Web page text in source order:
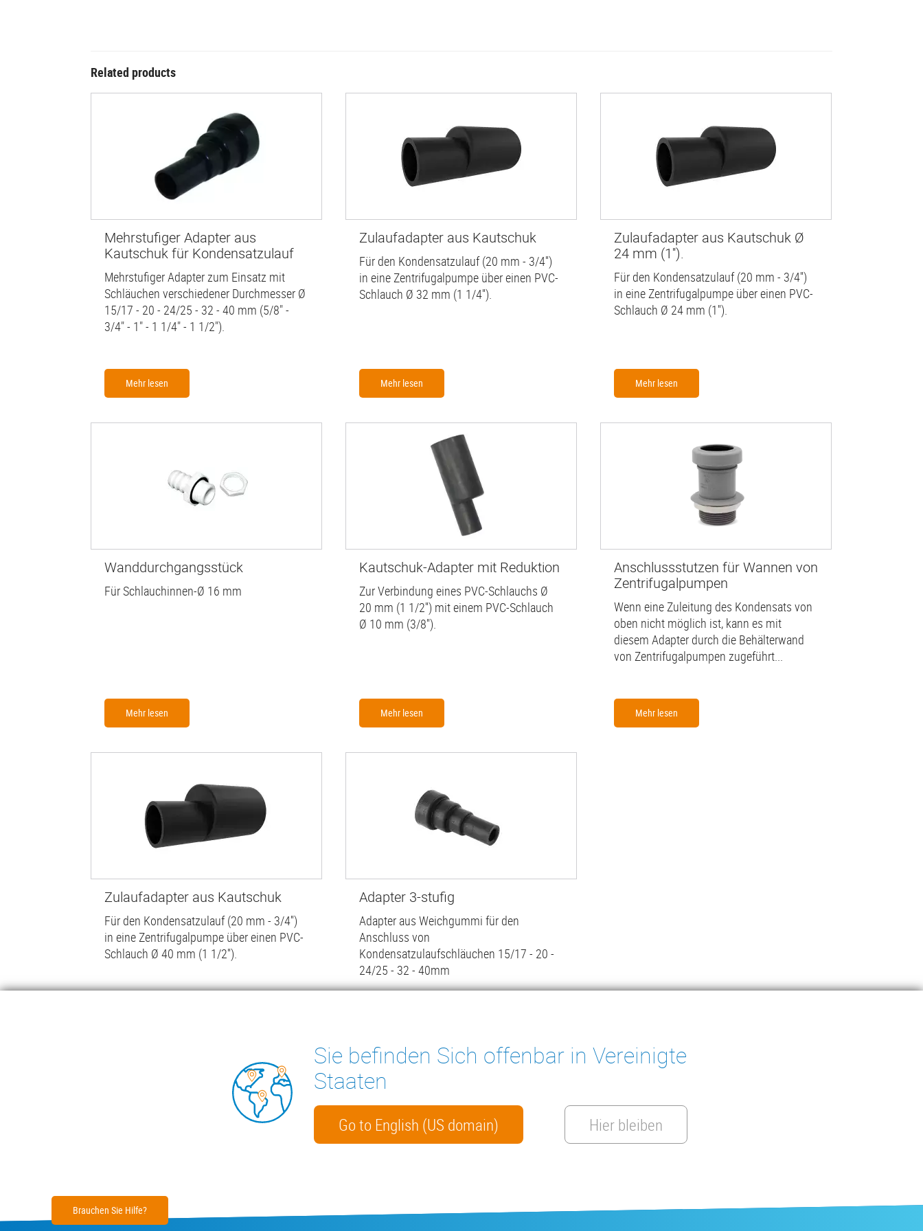
Related products
Mehrstufiger Adapter aus
Kautschuk für Kondensatzulauf
Mehrstufiger Adapter zum Einsatz mit
Schläuchen verschiedener Durchmesser Ø
15/17 - 20 - 24/25 - 32 - 40 mm (5/8" -
3/4" - 1" - 1 1/4" - 1 1/2").
Mehr lesen
Zulaufadapter aus Kautschuk
Für den Kondensatzulauf (20 mm - 3/4'')
in eine Zentrifugalpumpe über einen PVC-
Schlauch Ø 32 mm (1 1/4'').
Mehr lesen
Zulaufadapter aus Kautschuk Ø
24 mm (1'').
Für den Kondensatzulauf (20 mm - 3/4'')
in eine Zentrifugalpumpe über einen PVC-
Schlauch Ø 24 mm (1'').
Mehr lesen
Wanddurchgangsstück
Für Schlauchinnen-Ø 16 mm
Mehr lesen
Kautschuk-Adapter mit Reduktion
Zur Verbindung eines PVC-Schlauchs Ø
20 mm (1 1/2'') mit einem PVC-Schlauch
Ø 10 mm (3/8'').
Mehr lesen
Anschlussstutzen für Wannen von
Zentrifugalpumpen
Wenn eine Zuleitung des Kondensats von
oben nicht möglich ist, kann es mit
diesem Adapter durch die Behälterwand
von Zentrifugalpumpen zugeführt...
Mehr lesen
Zulaufadapter aus Kautschuk
Für den Kondensatzulauf (20 mm - 3/4'')
in eine Zentrifugalpumpe über einen PVC-
Schlauch Ø 40 mm (1 1/2'').
Adapter 3-stufig
Adapter aus Weichgummi für den
Anschluss von
Kondensatzulaufschläuchen 15/17 - 20 -
24/25 - 32 - 40mm
Brauchen Sie Hilfe?
Footer
KONDENSATPUMPEN
MESSGERÄTE
INSIGHTS
KONTAKT
Footer
Impressum Cookies Datenschutzerklärung Sicherheitsdatenblatt Herstellergarantie AGB
Sie befinden Sich offenbar in Vereinigte
Staaten
Go to English (US domain) Hier bleiben